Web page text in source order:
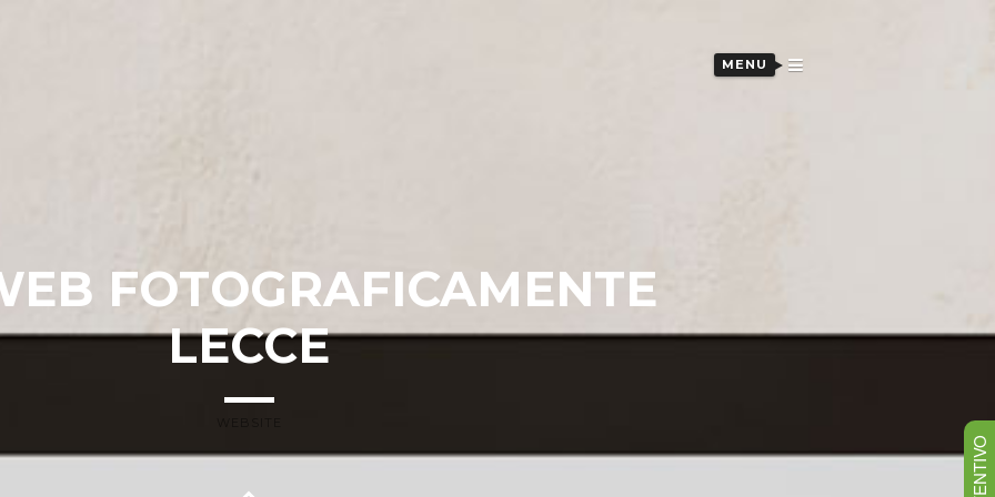
MENU
FOTOGRAFICAMENTE
LECCE